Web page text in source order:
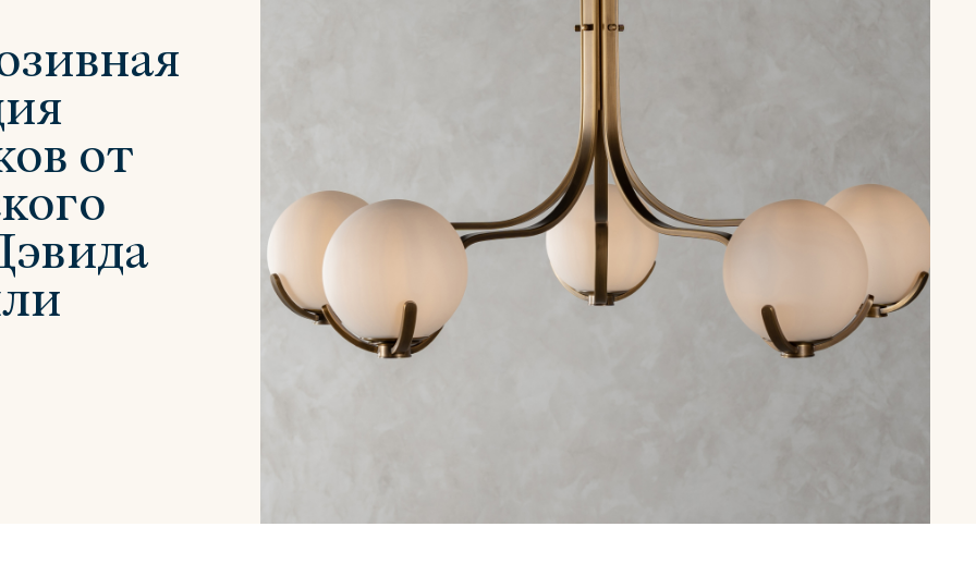
Джей Брутал22 Аптаун
от